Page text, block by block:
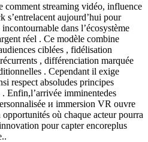
comment streaming vidéo, influence
s’entrelacent aujourd’hui pour
dans l’écosystème
réel . Ce modèle combine
ciblées , fidélisation
, différenciation marquée
. Cependant il exige
respect absoludes principes
Enfin,l’arrivée imminentedes
и immersion VR ouvre
où chaque acteur pourra
pour capter encoreplus